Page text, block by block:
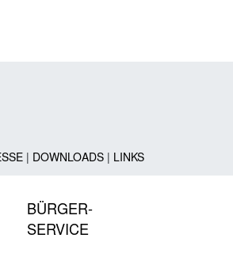
| DOWNLOADS| LINKS
BÜRGER-
SERVICE